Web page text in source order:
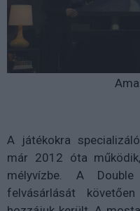
A játékokra
már 2012 óta
mélyvízbe. A
felvásárlását